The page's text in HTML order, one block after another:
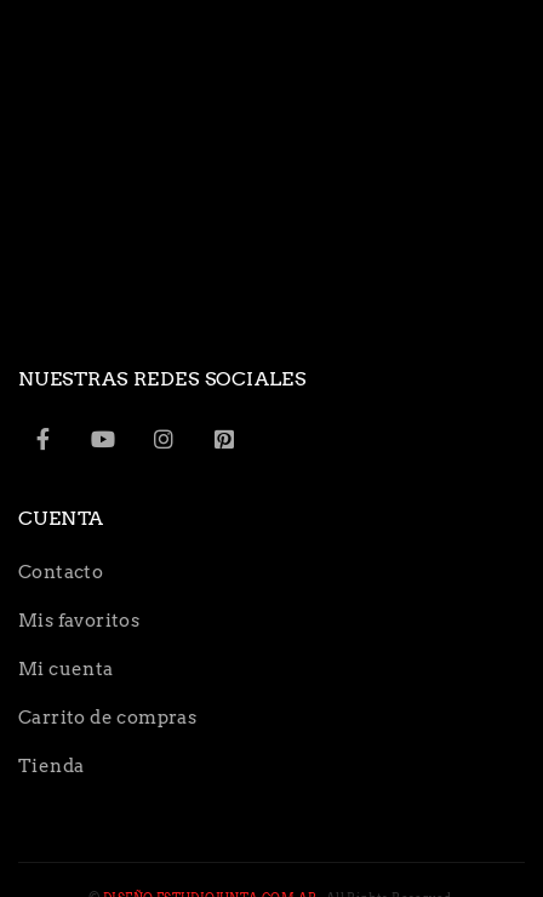
NUESTRAS REDES SOCIALES
CUENTA
Contacto
Mis favoritos
Mi cuenta
Carrito de compras
Tienda